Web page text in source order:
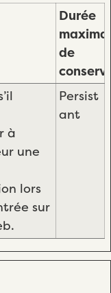
Durée
de
à
une
lors
sur
Persist
ant